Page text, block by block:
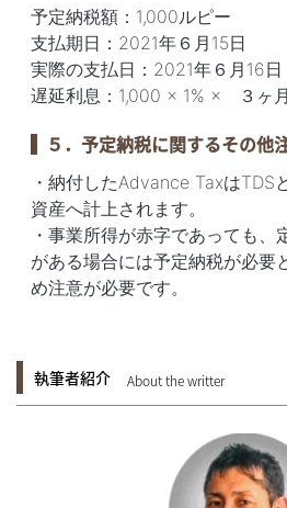
予定納税額：1,000ルピー
支払期日：2021年６月15日
実際の支払日：2021年６月16日
遅延利息：1,000 × 1% × ３ヶ
５．予定納税に関するその他
・納付したAdvance TaxはTDS
資産へ計上されます。
・事業所得が赤字であっても、
がある場合には予定納税が必要
め注意が必要です。
執筆者紹介 About the writter